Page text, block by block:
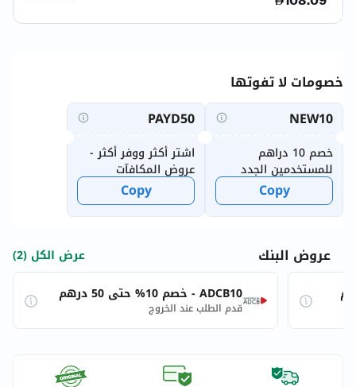
خصومات لا تفوتها
NEW10
خصم 10 دراهم
للمستخدمين الجدد
Copy
PAYD50
اشتر أكثر ووفر أكثر -
عروض المكافآت
الأسبوعيةCopy
عروض البنك
عرض الكل (2)
ADCB10 - خصم 10% حتى 50 درهم
قدم الطلب عند الخروج